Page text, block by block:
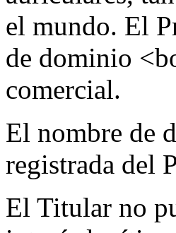
el mundo. El
de dominio
comercial.
El nombre de
registrada del
El Titular no